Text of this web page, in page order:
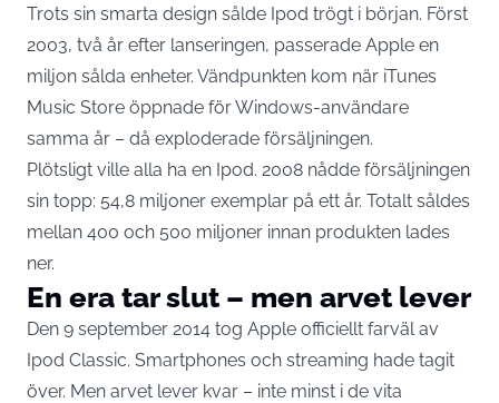
Trots sin smarta design sålde Ipod trögt i början. Först
2003, två år efter lanseringen, passerade Apple en
miljon sålda enheter. Vändpunkten kom när iTunes
Music Store öppnade för Windows-användare
samma år – då exploderade försäljningen.
Plötsligt ville alla ha en Ipod. 2008 nådde försäljningen
sin topp: 54,8 miljoner exemplar på ett år. Totalt såldes
mellan 400 och 500 miljoner innan produkten lades
ner.
En era tar slut – men arvet lever
Den 9 september 2014 tog Apple officiellt farväl av
Ipod Classic. Smartphones och streaming hade tagit
över. Men arvet lever kvar – inte minst i de vita